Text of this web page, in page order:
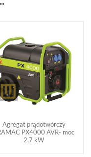
Agregat prądotwórczy
PX4000 AVR- moc
2,7 kW